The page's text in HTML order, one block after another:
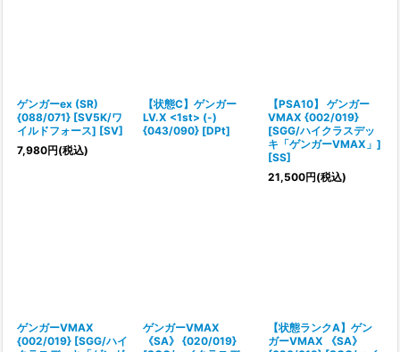
ゲンガーex (SR)
{088/071} [SV5K/ワ
イルドフォース] [SV]
7,980円(税込)
【状態C】ゲンガー
LV.X <1st> (-)
{043/090} [DPt]
【PSA10】 ゲンガー
VMAX {002/019}
[SGG/ハイクラスデッ
キ「ゲンガーVMAX」]
[SS]
21,500円(税込)
ゲンガーVMAX
{002/019} [SGG/ハイ
ゲンガーVMAX
《SA》 {020/019}
【状態ランクA】ゲン
ガーVMAX 《SA》